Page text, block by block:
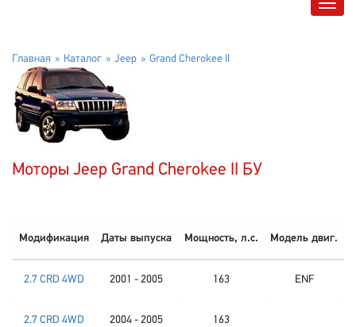
Главная Каталог Jeep Grand Cherokee II
Моторы Jeep Grand Cherokee II БУ
Модификация Даты выпуска Мощность, л.с. Модель двиг.
2.7 CRD 4WD 2001 - 2005 163 ENF
2.7 CRD 4WD 2004 - 2005 163